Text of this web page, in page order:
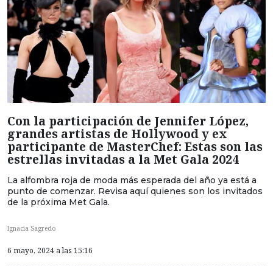
Con la participación de Jennifer López,
grandes artistas de Hollywood y ex
participante de MasterChef: Estas son las
estrellas invitadas a la Met Gala 2024
La alfombra roja de moda más esperada del año ya está a
punto de comenzar. Revisa aquí quienes son los invitados
de la próxima Met Gala.
Ignacia Sagredo
6 mayo, 2024 a las 15:16